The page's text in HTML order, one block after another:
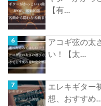
【有...
アコギ弦の太
い！【太...
エレキギター
想、おすすめ...